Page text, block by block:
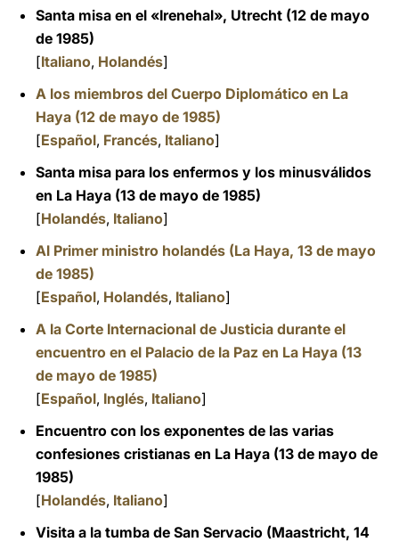
Santa misa en el «Irenehal», Utrecht (12 de mayo
de 1985)
[Italiano, Holandés]
A los miembros del Cuerpo Diplomático en La
Haya (12 de mayo de 1985)
[Español, Francés, Italiano]
Santa misa para los enfermos y los minusválidos
en La Haya (13 de mayo de 1985)
[Holandés, Italiano]
Al Primer ministro holandés (La Haya, 13 de mayo
de 1985)
[Español, Holandés, Italiano]
A la Corte Internacional de Justicia durante el
encuentro en el Palacio de la Paz en La Haya (13
de mayo de 1985)
[Español, Inglés, Italiano]
Encuentro con los exponentes de las varias
confesiones cristianas en La Haya (13 de mayo de
1985)
[Holandés, Italiano]
Visita a la tumba de San Servacio (Maastricht, 14